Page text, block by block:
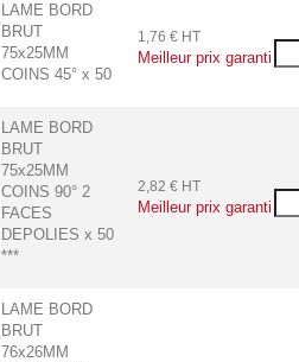
LAME BORD
BRUT
75x25MM
COINS 45° x 50
1,76 € HT
Meilleur prix garanti
LAME BORD
BRUT
75x25MM
COINS 90° 2
FACES
DEPOLIES x 50
***
2,82 € HT
Meilleur prix garanti
LAME BORD
BRUT
76x26MM